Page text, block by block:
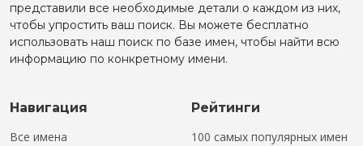
представили все необходимые детали о каждом из них,
чтобы упростить ваш поиск. Вы можете бесплатно
использовать наш поиск по базе имен, чтобы найти всю
информацию по конкретному имени.
Навигация
Все имена
Рейтинги
100 самых популярных имен